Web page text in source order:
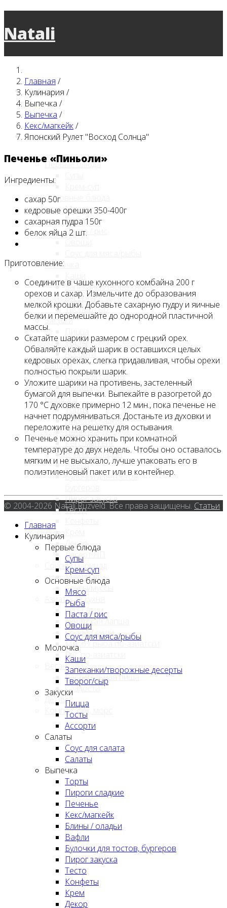
Natali
Главная
Кулинария
Первые блюда
Основные блюда
Мясо
Рыба
Паста / рис
Молочка
Запеканки/творожные
десерты
Творог/сыр
Закуски
Тосты
Ассорти
Салаты
Соус для салата
Салаты
Выпечка
Торты
Пироги сладкие
Печенье
Кекс/магкейк
Блины / оладьи
Вафли
Булочки для тостов,
Пирог закуска
Тесто
Декор
Десерт ПП
Соусы / маринад
Маринад
Соусы/муссы
Азиатская кухня
Супы Азии
Азиатская лапша
Роллы / суши
Мясо / рыба по-азиатски
Рис по-азиатски
Веган
Растительная пища
Сладости
Детям
Компот, сок, морс
Главная /
Кулинария /
Выпечка /
Выпечка /
Кекс/магкейк/
Японский Рулет "Восход Солнца"
Печенье «Пиньоли»
Ингредиенты:
сахар 50г
кедровые орешки 350-400г
сахарная пудра 150г
белок яйца 2 шт.
Приготовление:
Соедините в чаше кухонного комбайна 200 г
орехов и сахар. Измельчите до образования
мелкой крошки. Добавьте сахарную пудру и яичные
белки и перемешайте до однородной пластичной
массы.
Скатайте шарики размером с грецкий орех.
Обваляйте каждый шарик в оставшихся целых
кедровых орехах, слегка придавливая, чтобы орехи
полностью покрыли шарик.
Уложите шарики на противень, застеленный
бумагой для выпечки. Выпекайте в разогретой до
170 °С духовке примерно 12 мин., пока печенье не
начнет подрумяниваться. Достаньте из духовки и
переложите на решетку для остывания.
Печенье можно хранить при комнатной
температуре до двух недель. Чтобы оно оставалось
мягким и не высыхало, лучше упаковать его в
полиэтиленовый пакет или в контейнер.
© 2004-2026 Natali Ruzveld. Все права защищены. Статьи
Главная
Кулинария
Первые блюда
Супы
Крем-суп
Основные блюда
Мясо
Рыба
Паста / рис
Овощи
Соус для мяса/рыбы
Молочка
Каши
Запеканки/творожные десерты
Творог/сыр
Закуски
Пицца
Тосты
Ассорти
Салаты
Соус для салата
Салаты
Выпечка
Торты
Пироги сладкие
Печенье
Кекс/магкейк
Блины / оладьи
Вафли
Булочки для тостов, бургеров
Пирог закуска
Тесто
Конфеты
Крем
Декор